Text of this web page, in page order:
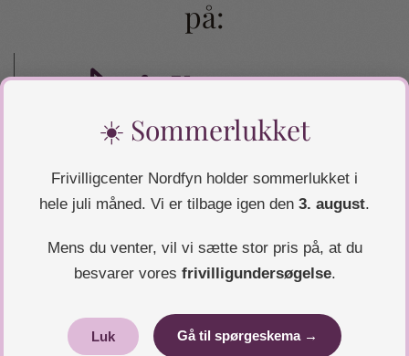
på:
til et, som du gerne vil dele med resten af Nordfyn, så
os meget gerne et tip ved at trykke her og udfylde
☀️ Sommerlukket
Frivilligcenter Nordfyn holder sommerlukket i
hele juli måned. Vi er tilbage igen den 3. august.
Mens du venter, vil vi sætte stor pris på, at du
besvarer vores frivilligundersøgelse.
Luk Gå til spørgeskema →